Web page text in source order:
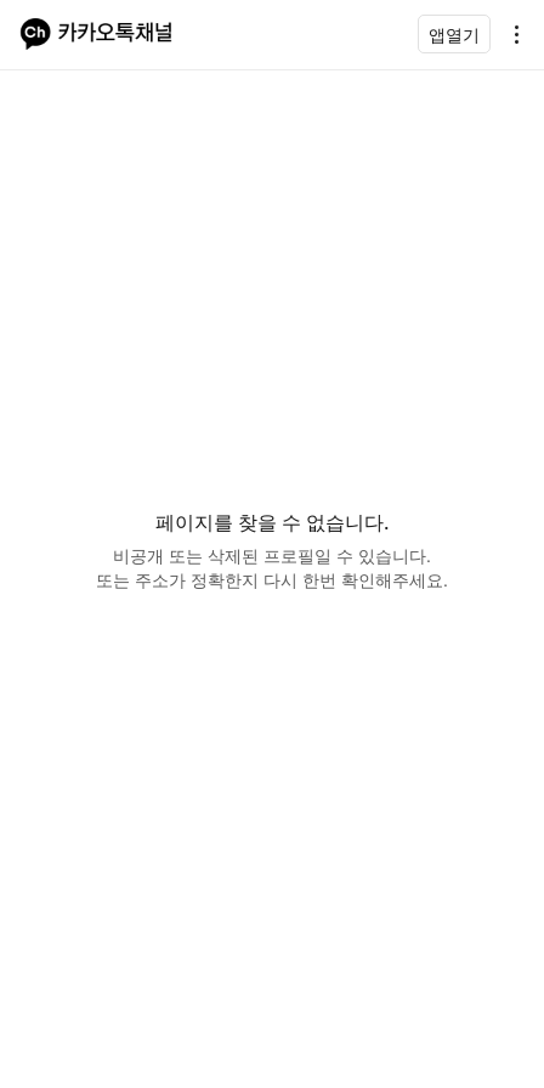
앱열기
페이지를 찾을 수 없습니다.
비공개 또는 삭제된 프로필일 수 있습니다.
또는 주소가 정확한지 다시 한번 확인해주세요.